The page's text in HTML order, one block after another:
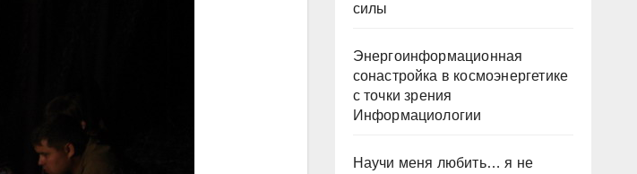
силы
Энергоинформационная
сонастройка в космоэнергетике
с точки зрения
Информациологии
Научи меня любить… я не